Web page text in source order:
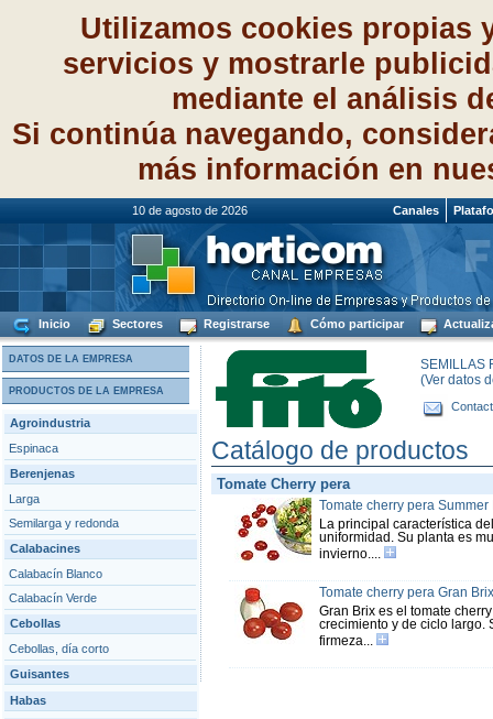
Utilizamos cookies propias
servicios y mostrarle
mediante el análisis
Si continúa navegando,
más información en
10 de agosto de 2026 Canales
Inicio Sectores Registrarse Cómo participar
DATOS DE LA EMPRESA
PRODUCTOS DE LA EMPRESA
Agroindustria
Espinaca
Berenjenas
Larga
Semilarga y redonda
Calabacines
Calabacín Blanco
Calabacín Verde
Cebollas
Cebollas, día corto
Guisantes
Habas
SEMILLAS
(Ver datos
Catálogo de productos
Tomate Cherry pera
Tomate cherry pera Summer
La principal característica
uniformidad. Su planta es
invierno....
Tomate cherry pera Gran Brix
Gran Brix es el tomate
crecimiento y de ciclo largo.
firmeza...